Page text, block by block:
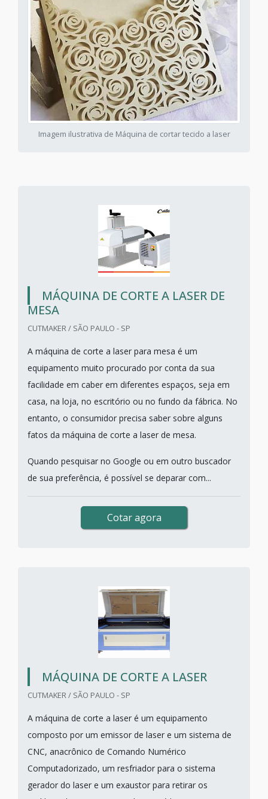
Imagem ilustrativa de Máquina de cortar tecido a laser
MÁQUINA DE CORTE A LASER DE
MESA
CUTMAKER / SÃO PAULO - SP
A máquina de corte a laser para mesa é um
equipamento muito procurado por conta da sua
facilidade em caber em diferentes espaços, seja em
casa, na loja, no escritório ou no fundo da fábrica. No
entanto, o consumidor precisa saber sobre alguns
fatos da máquina de corte a laser de mesa.
Quando pesquisar no Google ou em outro buscador
de sua preferência, é possível se deparar com...
Cotar agora
MÁQUINA DE CORTE A LASER
CUTMAKER / SÃO PAULO - SP
A máquina de corte a laser é um equipamento
composto por um emissor de laser e um sistema de
CNC, anacrônico de Comando Numérico
Computadorizado, um resfriador para o sistema
gerador do laser e um exaustor para retirar os